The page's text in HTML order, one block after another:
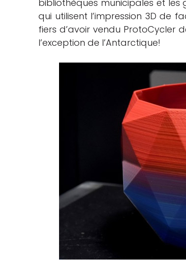
bibliothèques municipales et les
qui utilisent l’impression 3D de
fiers d’avoir vendu ProtoCycler
l’exception de l’Antarctique!